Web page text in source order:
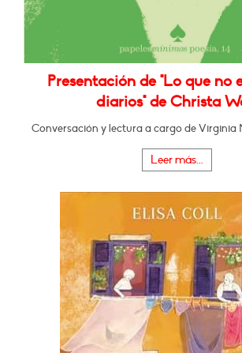
Presentación de "Lo que no
diarios" de Christa
Conversación y lectura a cargo de Virginia
Leer más...